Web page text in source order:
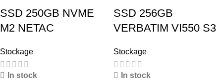
SSD 250GB NVME
M2 NETAC
Stockage
In stock
SSD 256GB
VERBATIM VI550 S3
Stockage
In stock